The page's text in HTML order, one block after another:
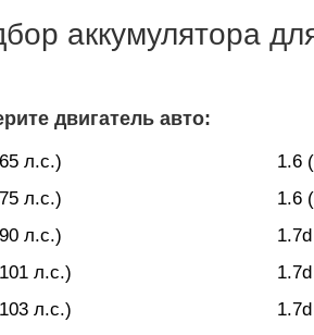
аккумулятора
двигатель авто:
л.с.)
л.с.)
л.с.)
л.с.)
л.с.)
1.6
1.6